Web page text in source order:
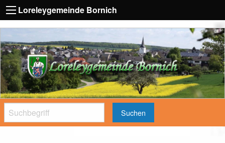
Loreleygemeinde Bornich
Suchen